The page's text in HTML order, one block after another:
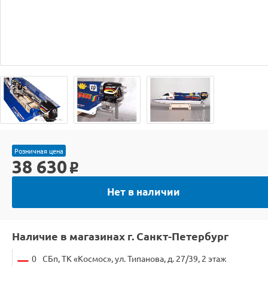
Розничная цена
38 630 o
Нет в наличии
Наличие в магазинах г. Санкт-Петербург
0 СБп, ТК «Космос», ул. Типанова, д. 27/39, 2 этаж